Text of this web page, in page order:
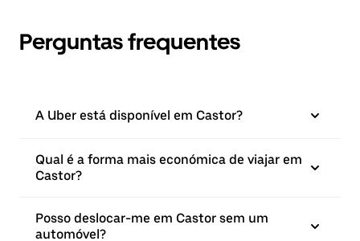
Perguntas frequentes
A Uber está disponível em Castor?
Qual é a forma mais económica de viajar em
Castor?
Posso deslocar-me em Castor sem um
automóvel?